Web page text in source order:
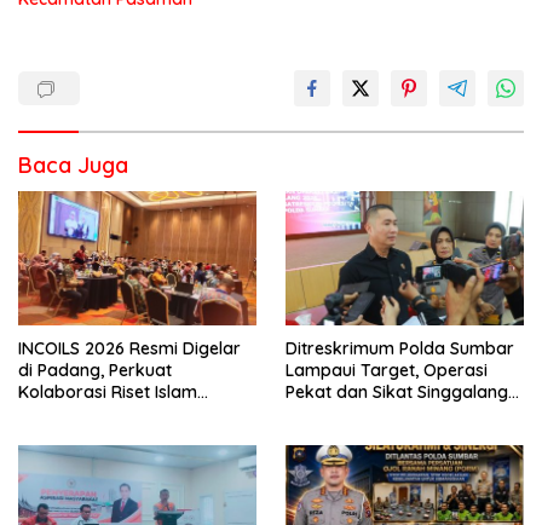
Baca Juga
INCOILS 2026 Resmi Digelar
di Padang, Perkuat
Kolaborasi Riset Islam
Ditreskrimum Polda Sumbar
Lampaui Target, Operasi
Pekat dan Sikat Singgalang